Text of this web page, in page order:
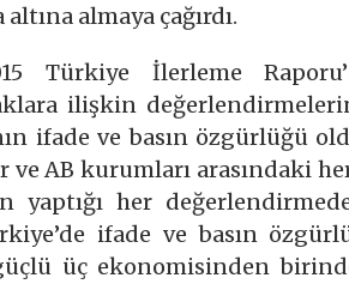
almaya çağırdı.
Türkiye İlerleme
ilişkin
ifade ve basın özgürlüğü
AB kurumları arasındaki
her
ifade ve basın
üç ekonomisinden